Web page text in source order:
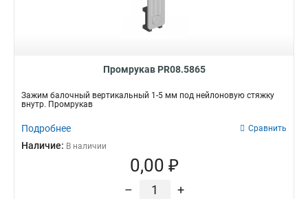
Промрукав PR08.5865
Зажим балочный вертикальный 1-5 мм под нейлоновую стяжку
внутр. Промрукав
Подробнее Сравнить
Наличие: В наличии
0,00 ₽
– +